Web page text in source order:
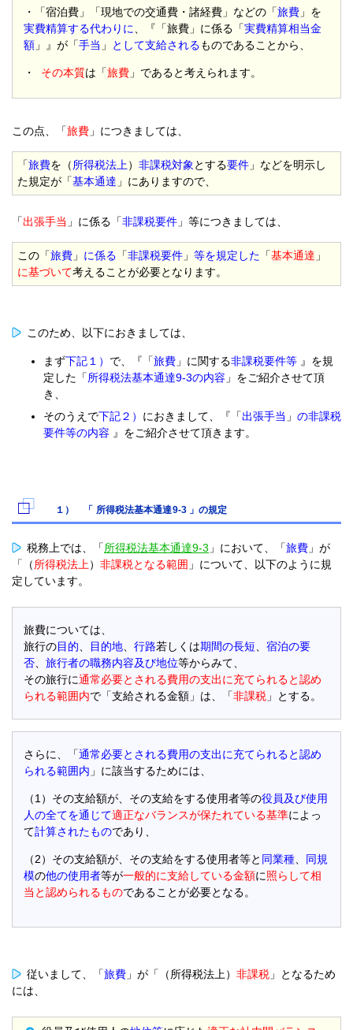
・「宿泊費」「現地での交通費・諸経費」などの「旅費 」を
実費精算する代わりに
、『「旅費」に係る「実費精算相当金
額 」』が「手当 」 として支給されるものであることから、
・ その本質は「旅費 」であると考えられます。
この点、「旅費 」につきましては、
「旅費を（所得税法上） 非課税対象 とする要件 」などを明示し
た規定が「基本通達 」にありますので、
「出張手当 」に係る「非課税要件 」等につきましては、
この「旅費 」 に係る 「非課税要件 」 等を規定した 「基本通達 」
に基づいて考えることが必要となります。
このため、以下におきましては、
まず下記１） で、『「旅費 」に関する非課税要件等 』を規
定した「所得税法基本通達9-3の内容 」をご紹介させて頂
き、
そのうえで下記２） におきまして、『「出張手当 」 の非課税
要件等の内容 』をご紹介させて頂きます。
１） 「 所得税法基本通達9-3 」の規定
税務上では、「所得税法基本通達9-3 」において、「旅費 」が
「（所得税法上） 非課税となる範囲 」について、以下のように規
定しています。
旅費については、
旅行の目的 目的地 、行路若しくは期間の長短 、宿泊の要
否 、旅行者の職務内容及び地位等からみて、
その旅行に通常必要とされる費用の支出に充てられると認め
られる範囲内で「支給される金額」は、「非課税 」とする。
さらに、「通常必要とされる費用の支出に充てられると認め
られる範囲内 」に該当するためには、
（1）その支給額が、その支給をする使用者等の役員及び使用
人の全てを通じて適正なバランスが保たれている基準によっ
て計算されたものであり、
（2）その支給額が、その支給をする使用者等と 同業種、 同規
模の他の使用者等が一般的に支給している金額に照らして相
当と認められるものであることが必要となる。
従いまして、「旅費 」が「（所得税法上） 非課税 」となるため
には、